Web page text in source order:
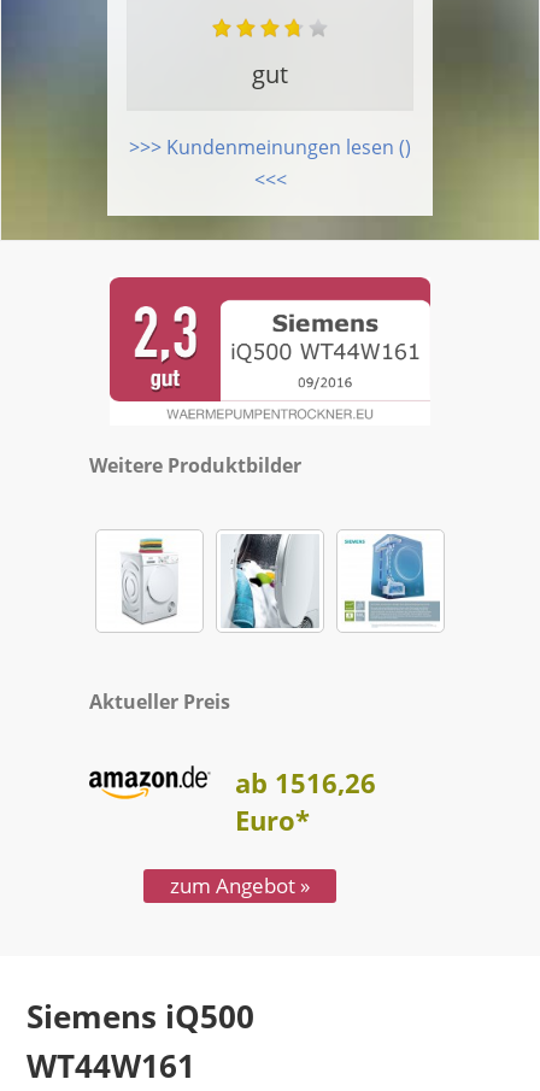
gut
>>> Kundenmeinungen lesen ()
<<<
Weitere Produktbilder
Aktueller Preis
ab 1516,26
Euro*
zum Angebot »
Siemens iQ500
WT44W161